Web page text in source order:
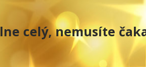
celý, nemusíte